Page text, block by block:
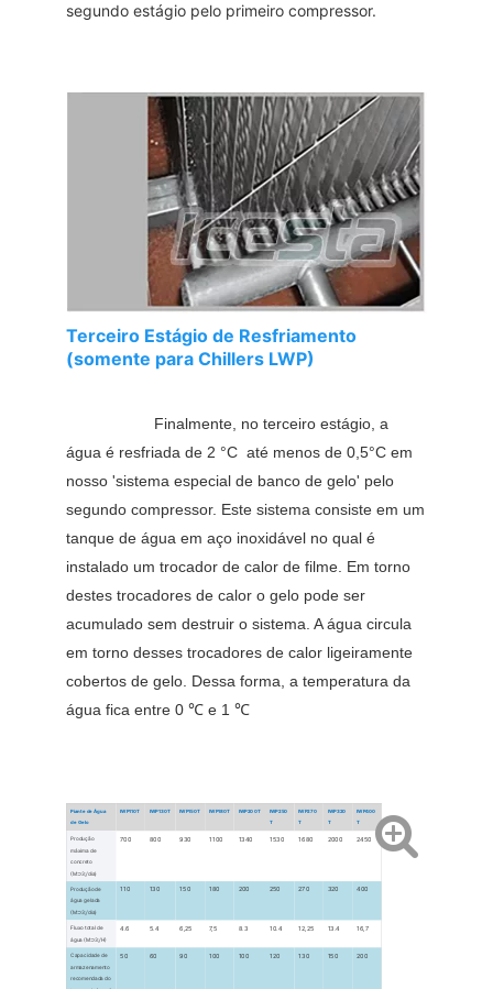
segundo estágio pelo primeiro compressor.
Terceiro Estágio de Resfriamento
(somente para Chillers LWP)
Finalmente, no terceiro estágio, a
água é resfriada de 2 °C até menos de 0,5°C em
nosso 'sistema especial de banco de gelo' pelo
segundo compressor. Este sistema consiste em um
tanque de água em aço inoxidável no qual é
instalado um trocador de calor de filme. Em torno
destes trocadores de calor o gelo pode ser
acumulado sem destruir o sistema. A água circula
em torno desses trocadores de calor ligeiramente
cobertos de gelo. Dessa forma, a temperatura da
água fica entre 0 ℃ e 1 ℃
Piante de Água
de Gelo
IWP110T IWP130T IWP150T IWP180T IWP200T
IWP250
T
IWP270
T
IWP320
T
IWP400
T
Produção
máxima de
concreto
(M⊃3;/dia)
700 800 930 1100 1340 1530 1680 2000 2450
Produção de
água gelada
(M⊃3;/dia)
110 130 150 180 200 250 270 320 400
Fluxo total de
água (M⊃3;/H)
4.6 5.4 6,25 7,5 8.3 10.4 12,25 13.4 16,7
Capacidade de
armazenamento
recomendada do
50 60 90 100 100 120 130 150 200